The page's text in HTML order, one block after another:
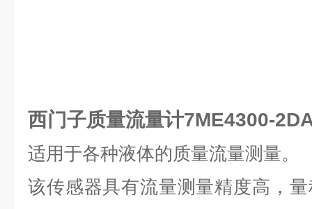
西门子质量流量计7ME4300-
适用于各种液体的质量流量测量。
该传感器具有流量测量精度高，